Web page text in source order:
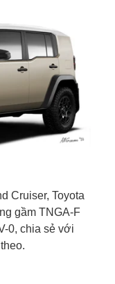
Cruiser, Toyota
gầm TNGA-F
0, chia sẻ với